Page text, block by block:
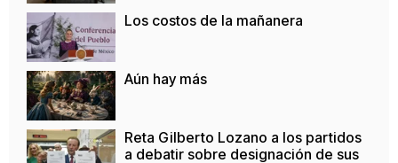
Los costos de la mañanera
Aún hay más
Reta Gilberto Lozano a los partidos
a debatir sobre designación de sus